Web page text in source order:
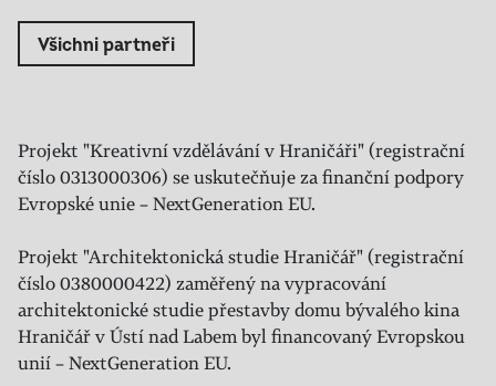
Všichni partneři
Projekt "Kreativní vzdělávání v Hraničáři" (registrační
číslo 0313000306) se uskutečňuje za finanční podpory
Evropské unie – NextGeneration EU.
Projekt "Architektonická studie Hraničář" (registrační
číslo 0380000422) zaměřený na vypracování
architektonické studie přestavby domu bývalého kina
Hraničář v Ústí nad Labem byl financovaný Evropskou
unií – NextGeneration EU.